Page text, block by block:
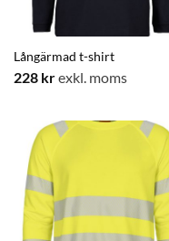
Långärmad t-shirt
228 krexkl. moms